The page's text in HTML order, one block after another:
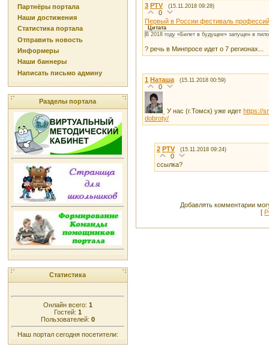
Партнёры портала
Наши достижения
Статистика портала
Отправить новость
Информеры
Наши баннеры
Написать письмо админу
Разделы портала
Статистика
Онлайн всего: 1
Гостей: 1
Пользователей: 0
Наш портал сегодня посетители:
3 PTV (15.11.2018 09:28)
0
Первый в России фестиваль
Цитата
В 2018 году «Билет в будущее» запущен в
? речь в Минпросе идет о 7 регионах...
1 Наташа (15.11.2018 00:59)
0
У нас (г.Томск) уже идет https://
dobroty/
2 PTV (15.11.2018 09:24)
0
ссылка?
Добавлять комментарии
[